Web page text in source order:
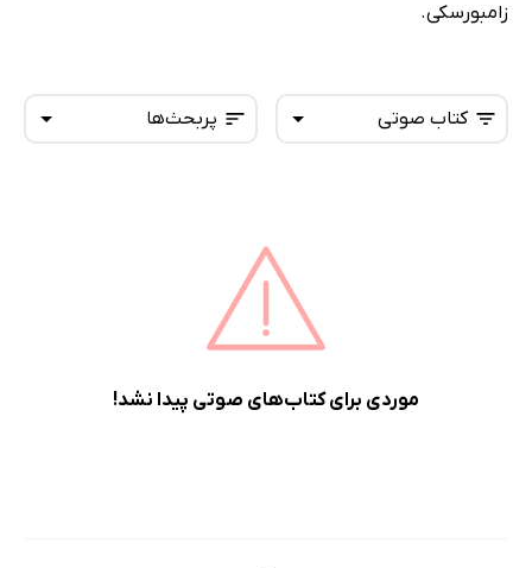
زامبورسکی.
پربحث‌ها
پرفروش‌ها
پربحث‌ها
کتاب صوتی
موردی برای کتاب‌های صوتی پیدا نشد!